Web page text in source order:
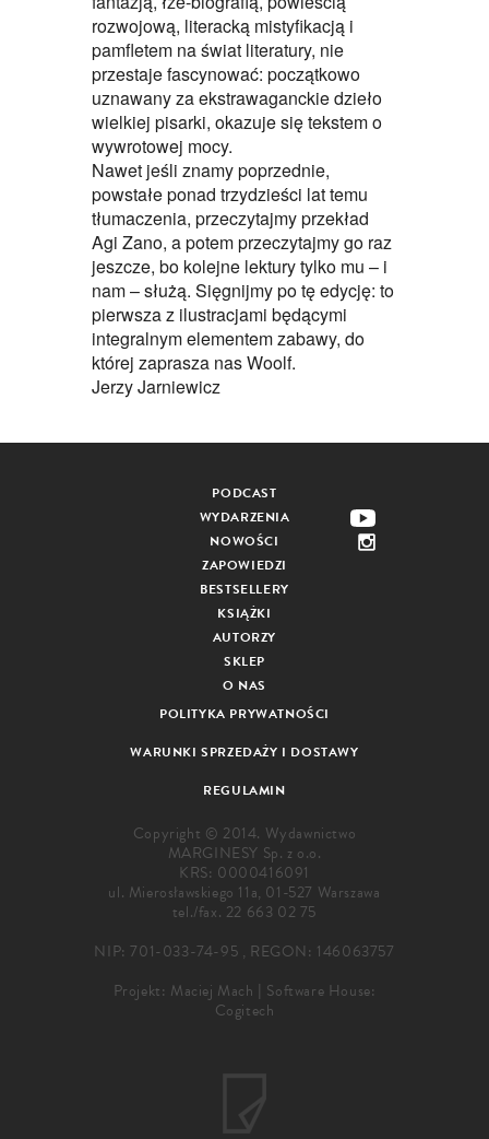
rozwojową, literacką mistyfikacją i
pamfletem na świat literatury, nie
przestaje fascynować: początkowo
uznawany za ekstrawaganckie dzieło
wielkiej pisarki, okazuje się tekstem o
wywrotowej mocy.
Nawet jeśli znamy poprzednie,
powstałe ponad trzydzieści lat temu
tłumaczenia, przeczytajmy przekład
Agi Zano, a potem przeczytajmy go raz
jeszcze, bo kolejne lektury tylko mu – i
nam – służą. Sięgnijmy po tę edycję: to
pierwsza z ilustracjami będącymi
integralnym elementem zabawy, do
której zaprasza nas Woolf.
Jerzy Jarniewicz
PODCAST
WYDARZENIA
NOWOŚCI
ZAPOWIEDZI
BESTSELLERY
KSIĄŻKI
AUTORZY
SKLEP
O NAS
POLITYKA PRYWATNOŚCI
WARUNKI SPRZEDAŻY I DOSTAWY
REGULAMIN
Copyright © 2014. Wydawnictwo
MARGINESY Sp. z o.o.
KRS: 0000416091
ul. Mierosławskiego 11a, 01-527 Warszawa
tel./fax. 22 663 02 75
NIP: 701-033-74-95 , REGON: 146063757
Projekt: Maciej Mach | Software House:
Cogitech